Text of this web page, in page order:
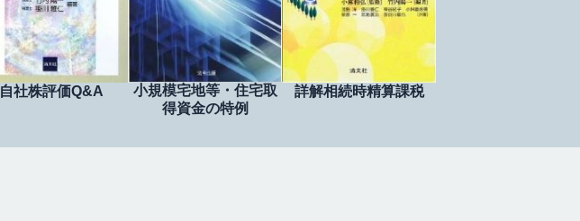
自社株評価Q&A
小規模宅地等・住宅取
得資金の特例
詳解相続時精算課税